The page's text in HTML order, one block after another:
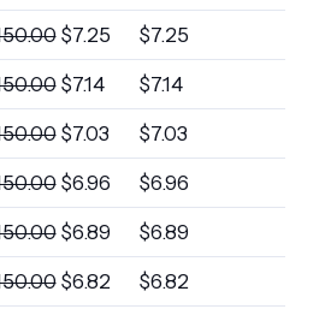
$7.25 $7.25
$7.14 $7.14
$7.03 $7.03
$6.96 $6.96
$6.89 $6.89
$6.82 $6.82